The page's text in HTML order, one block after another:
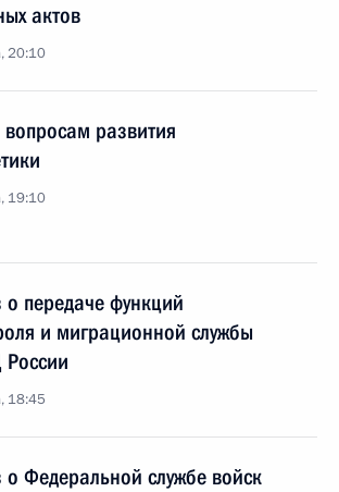
актов
20:10
развития
19:10
о передаче функций
и миграционной службы
18:45
о Федеральной службе войск